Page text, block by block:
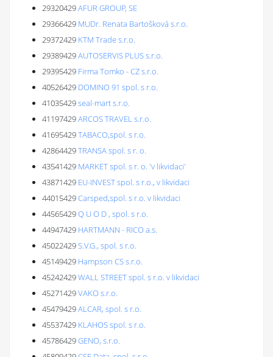
29320429AFUR GROUP, SE
29366429 MUDr. Renata Bartošková s.r.o.
29372429 KTM Trade s.r.o.
29389429AUTOSERVIS PLUS s.r.o.
29395429 Firma Tomko - CZ s.r.o.
40526429 DOMINO 91 spol. s r.o.
41035429seal-mart s.r.o.
41197429ARCOS TRAVEL s.r.o.
41695429TABACO,spol. s r.o.
42864429TRANSA spol. s r. o.
43541429 MARKET spol. s r. o. 'v likvidaci'
43871429 EU-INVEST spol. s r.o., v likvidaci
44015429Carsped,spol. s r.o. v likvidaci
44565429Q U O D , spol. s r.o.
44947429 HARTMANN - RICO a.s.
45022429S.V.G., spol. s r.o.
45149429 Hampson CS s.r.o.
45242429WALL STREET spol. s r.o. v likvidaci
45271429VAKO s.r.o.
45479429ALCAR, spol. s r.o.
45537429 KLAHOS spol. s r.o.
45786429GENO, s.r.o.